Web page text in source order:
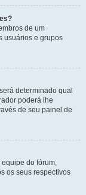
de um
usuários e grupos
determinado qual
poderá lhe
de seu painel de
do fórum,
os seus respectivos